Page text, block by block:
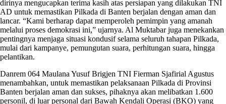
dirinya mengucapkan terima kasih atas persiapan yang dilakukan TNI
AD untuk memastikan Pilkada di Banten berjalan dengan aman dan
lancar. “Kami berharap dapat memperoleh pemimpin yang amanah
melalui proses demokrasi ini,” ujarnya. Al Muktabar juga menekankan
pentingnya menjaga situasi kondusif selama seluruh tahapan Pilkada,
mulai dari kampanye, pemungutan suara, perhitungan suara, hingga
pelantikan.
Danrem 064 Maulana Yusuf Brigjen TNI Fierman Sjafirial Agustus
menambahkan, untuk memastikan pelaksanaan Pilkada di Provinsi
Banten berjalan aman dan sukses, pihaknya akan melibatkan 1.600
personil, di luar personal dari Bawah Kendali Operasi (BKO) yang